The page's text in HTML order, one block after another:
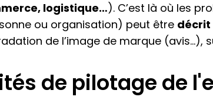
logistique…). C’est là où les
ou organisation) peut être
de l’image de marque (avis…),
de pilotage de